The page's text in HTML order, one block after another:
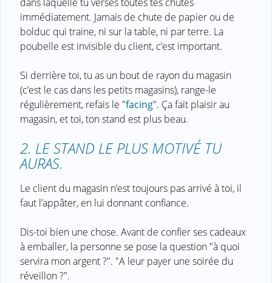
immédiatement. Jamais de chute de papier ou de
bolduc qui traine, ni sur la table, ni par terre. La
poubelle est invisible du client, c’est important.
Si derrière toi, tu as un bout de rayon du magasin
(c’est le cas dans les petits magasins), range-le
régulièrement, refais le "facing". Ça fait plaisir au
magasin, et toi, ton stand est plus beau.
2. LE STAND LE PLUS MOTIVÉ TU
AURAS.
Le client du magasin n’est toujours pas arrivé à toi, il
faut l’appâter, en lui donnant confiance.
Dis-toi bien une chose. Avant de confier ses cadeaux
à emballer, la personne se pose la question "à quoi
servira mon argent ?". "A leur payer une soirée du
réveillon ?".